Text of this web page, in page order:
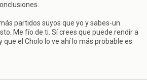
partidos suyos que yo y sabes-un
Me fío de ti. Sí crees que puede rendir a
que el Cholo lo ve ahí lo más probable es